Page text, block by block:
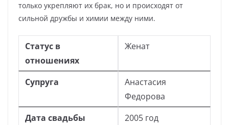
только укрепляют их брак, но и происходят от
сильной дружбы и химии между ними.
Статус в
отношениях
Женат
Супруга
Анастасия
Федорова
Дата свадьбы
2005 год